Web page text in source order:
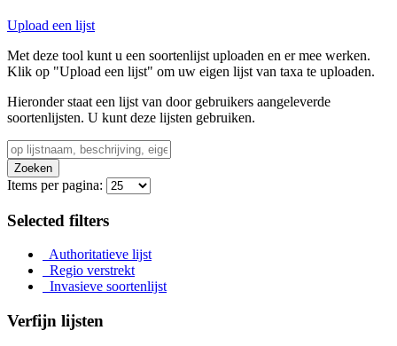
Upload een lijst
Met deze tool kunt u een soortenlijst uploaden en er mee werken.
Klik op "Upload een lijst" om uw eigen lijst van taxa te uploaden.
Hieronder staat een lijst van door gebruikers aangeleverde
soortenlijsten. U kunt deze lijsten gebruiken.
Zoeken
Items per pagina:
Selected filters
Authoritatieve lijst
Regio verstrekt
Invasieve soortenlijst
Verfijn lijsten